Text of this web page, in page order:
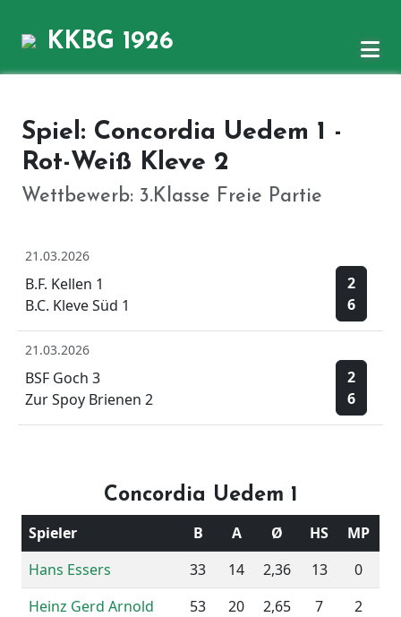
KKBG 1926
Spiel: Concordia Uedem 1 -
Rot-Weiß Kleve 2
Wettbewerb: 3.Klasse Freie Partie
21.03.2026
B.F. Kellen 1
B.C. Kleve Süd 1
2
6
21.03.2026
BSF Goch 3
Zur Spoy Brienen 2
2
6
Concordia Uedem 1
Spieler B A Ø HS
MP
Hans Essers
33 14 2,36 13
0
Heinz Gerd Arnold
53 20 2,65 7
2